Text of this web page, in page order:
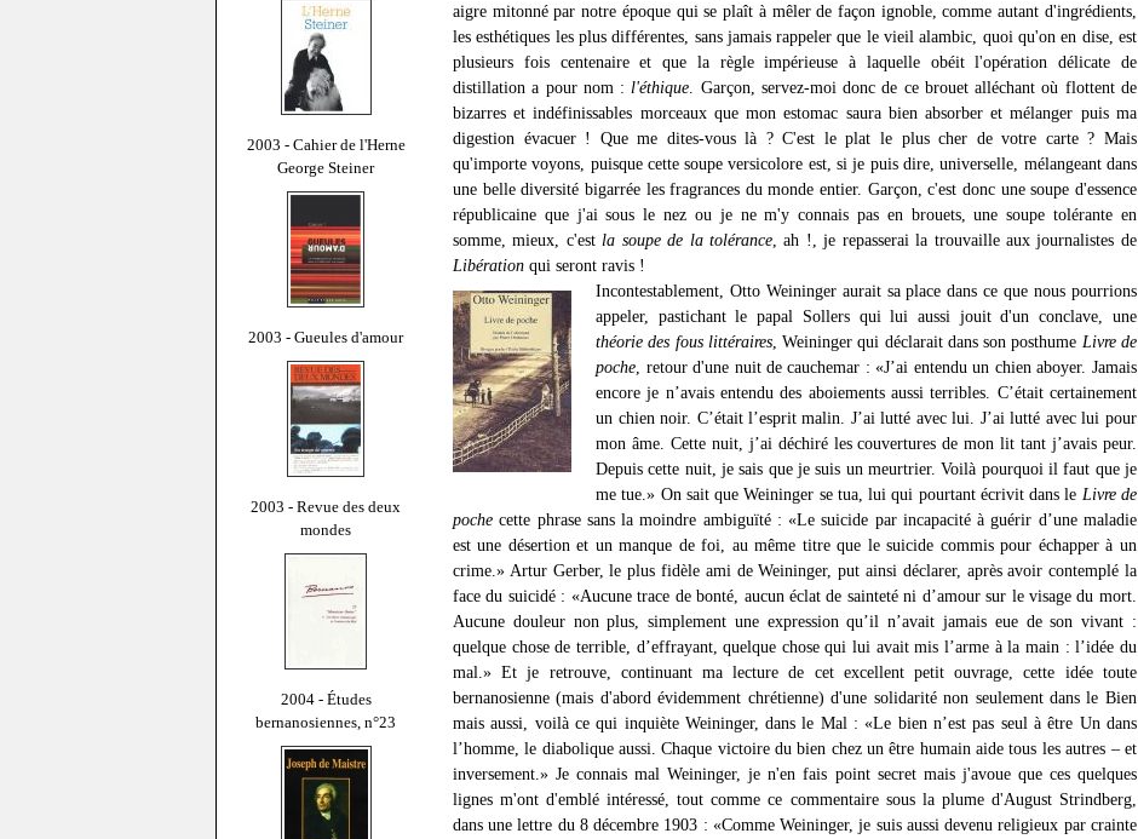
2003 - Cahier de l'Herne
George Steiner
2003 - Gueules d'amour
2003 - Revue des deux
mondes
2004 - Études
bernanosiennes, n°23
aigre mitonné par notre époque qui se plaît à mêler de façon ignoble, comme autant d'ingrédients,
les esthétiques les plus différentes, sans jamais rappeler que le vieil alambic, quoi qu'on en dise, est
plusieurs fois centenaire et que la règle impérieuse à laquelle obéit l'opération délicate de
distillation a pour nom : l'éthique . Garçon, servez-moi donc de ce brouet alléchant où flottent de
bizarres et indéfinissables morceaux que mon estomac saura bien absorber et mélanger puis ma
digestion évacuer ! Que me dites-vous là ? C'est le plat le plus cher de votre carte ? Mais
qu'importe voyons, puisque cette soupe versicolore est, si je puis dire, universelle, mélangeant dans
une belle diversité bigarrée les fragrances du monde entier. Garçon, c'est donc une soupe d'essence
républicaine que j'ai sous le nez ou je ne m'y connais pas en brouets, une soupe tolérante en
somme, mieux, c'est la soupe de la tolérance , ah !, je repasserai la trouvaille aux journalistes de
Libération qui seront ravis !
Incontestablement, Otto Weininger aurait sa place dans ce que nous pourrions
appeler, pastichant le papal Sollers qui lui aussi jouit d'un conclave, une
théorie des fous littéraires, Weininger qui déclarait dans son posthume Livre de
poche , retour d'une nuit de cauchemar : «J’ai entendu un chien aboyer. Jamais
encore je n’avais entendu des aboiements aussi terribles. C’était certainement
un chien noir. C’était l’esprit malin. J’ai lutté avec lui. J’ai lutté avec lui pour
mon âme. Cette nuit, j’ai déchiré les couvertures de mon lit tant j’avais peur.
Depuis cette nuit, je sais que je suis un meurtrier. Voilà pourquoi il faut que je
me tue.» On sait que Weininger se tua, lui qui pourtant écrivit dans le Livre de
poche cette phrase sans la moindre ambiguïté : «Le suicide par incapacité à guérir d’une maladie
est une désertion et un manque de foi, au même titre que le suicide commis pour échapper à un
crime.» Artur Gerber, le plus fidèle ami de Weininger, put ainsi déclarer, après avoir contemplé la
face du suicidé : «Aucune trace de bonté, aucun éclat de sainteté ni d’amour sur le visage du mort.
Aucune douleur non plus, simplement une expression qu’il n’avait jamais eue de son vivant :
quelque chose de terrible, d’effrayant, quelque chose qui lui avait mis l’arme à la main : l’idée du
mal.» Et je retrouve, continuant ma lecture de cet excellent petit ouvrage, cette idée toute
bernanosienne (mais d'abord évidemment chrétienne) d'une solidarité non seulement dans le Bien
mais aussi, voilà ce qui inquiète Weininger, dans le Mal : «Le bien n’est pas seul à être Un dans
l’homme, le diabolique aussi. Chaque victoire du bien chez un être humain aide tous les autres – et
inversement.» Je connais mal Weininger, je n'en fais point secret mais j'avoue que ces quelques
lignes m'ont d'emblé intéressé, tout comme ce commentaire sous la plume d'August Strindberg,
dans une lettre du 8 décembre 1903 : «Comme Weininger, je suis aussi devenu religieux par crainte